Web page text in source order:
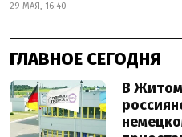
29 МАЯ, 16:40
ГЛАВНОЕ СЕГОДНЯ
В